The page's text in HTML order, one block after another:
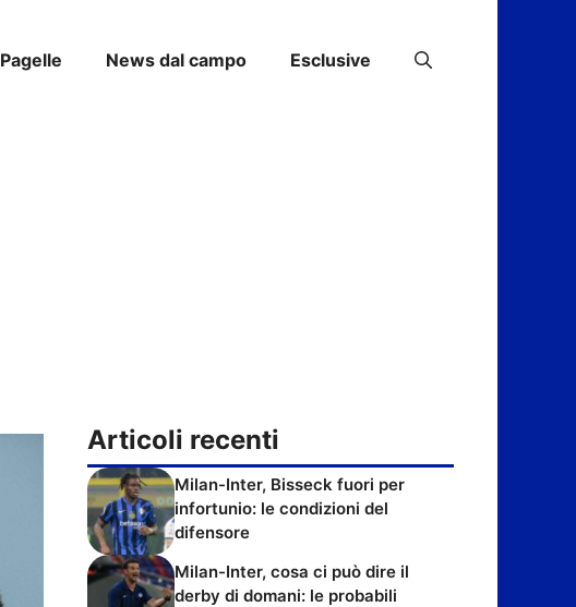
Pagelle News dal campo Esclusive
Articoli recenti
Milan-Inter, Bisseck fuori per
infortunio: le condizioni del
difensore
Milan-Inter, cosa ci può dire il
derby di domani: le probabili